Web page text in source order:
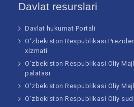
Davlat resurslari
Davlat hukumat Portali
O‘zbekiston Respublikasi
xizmati
O‘zbekiston Respublikasi Oliy
palatasi
O‘zbekiston Respublikasi Oliy
O‘zbekiston Respublikasi Oliy sudi